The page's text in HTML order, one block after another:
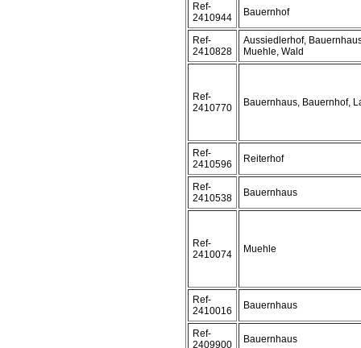
Ref-
2410944
Bauernhof
Ref-
2410828
Aussiedlerhof,
Muehle, Wald
Ref-
2410770
Bauernhaus, Bauernhof,
Ref-
2410596
Reiterhof
Ref-
2410538
Bauernhaus
Ref-
2410074
Muehle
Ref-
2410016
Bauernhaus
Ref-
2409900
Bauernhaus